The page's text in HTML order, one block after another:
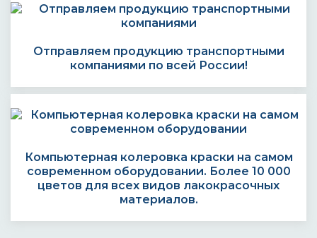
Отправляем продукцию транспортными
компаниями по всей России!
Компьютерная колеровка краски на самом
современном оборудовании. Более 10 000
цветов для всех видов лакокрасочных
материалов.